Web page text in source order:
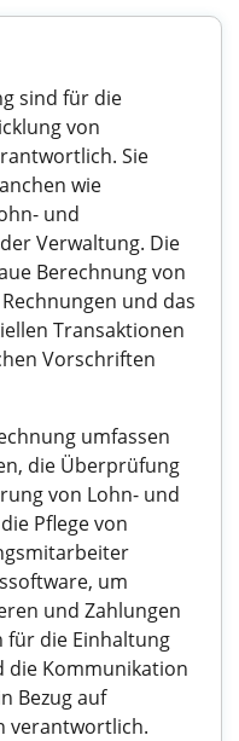
sind für die
von
Sie
wie
und
Verwaltung. Die
Berechnung von
und das
Transaktionen
Vorschriften
umfassen
die Überprüfung
von Lohn- und
Pflege von
um
und Zahlungen
für die Einhaltung
die Kommunikation
Bezug auf
verantwortlich.